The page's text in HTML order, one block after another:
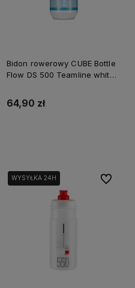
Bidon rowerowy CUBE Bottle
Flow DS 500 Teamline white
64,90 zł
WYSYŁKA 24H
WYSYŁKA 24H Do